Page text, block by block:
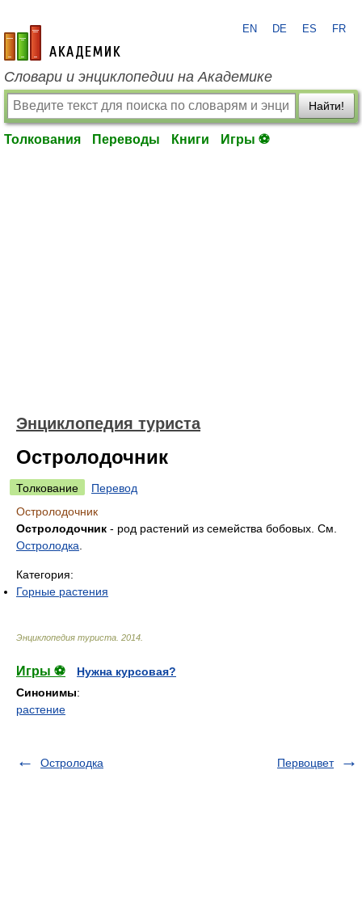
academic.ru
EN DE ES FR
Словари и энциклопедии на Академике
Найти!
Толкования Переводы Книги Игры ⚽
Энциклопедия туриста
Остролодочник
Толкование
Перевод
Остролодочник
Остролодочник - род растений из семейства бобовых. См.
Остролодка
Категория:
Горные растения
Энциклопедия туриста 2014
Игры ⚽
Нужна курсовая?
Синонимы:
растение
Остролодка Первоцвет